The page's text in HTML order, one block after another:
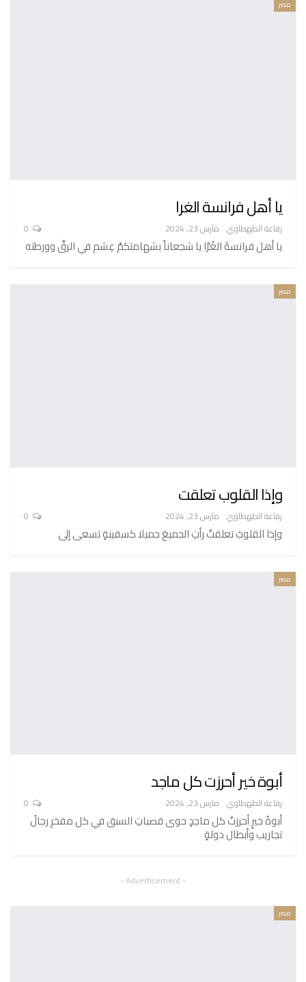
مصر
يا أهل فرانسة الغرا
رفاعة الطهطاوي مارس 23, 2024
يا أهل فرانسةَ الغُرَّا يا شجعاناً بشهامتكمْ عِشم في الرقِّ وورطته
مصر
وإذا القلوب تعلقت
رفاعة الطهطاوي مارس 23, 2024
وإذا القلوبُ تعلقتْ رأتِ الجميعَ جميلا كسفينةٍ تسعى إلى
مصر
أبوة خير أحرزت كل ماجد
رفاعة الطهطاوي مارس 23, 2024
أبوةُ خيرٍ أحرزتْ كل ماجدٍ حوى قصباتِ السبق في كل مفخرِ رجالُ
تجاريب وأبطال دولةٍ
- Advertisement -
مصر